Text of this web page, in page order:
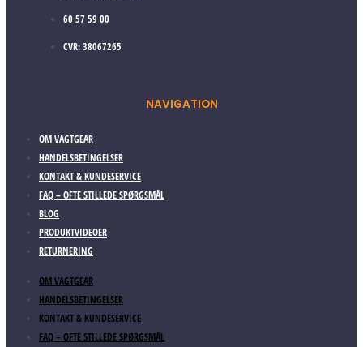
60 57 59 00
CVR: 38067265
NAVIGATION
OM VAGTGEAR
HANDELSBETINGELSER
KONTAKT & KUNDESERVICE
FAQ – OFTE STILLEDE SPØRGSMÅL
BLOG
PRODUKTVIDEOER
RETURNERING
OM VAGTGEAR
HANDELSBETINGELSER
KONTAKT & KUNDESERVICE
FAQ – OFTE STILLEDE SPØRGSMÅL